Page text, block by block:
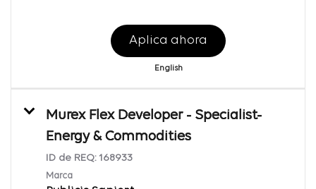
Aplica ahora
English
Murex Flex Developer - Specialist-
Energy & Commodities
ID de REQ: 168933
Marca